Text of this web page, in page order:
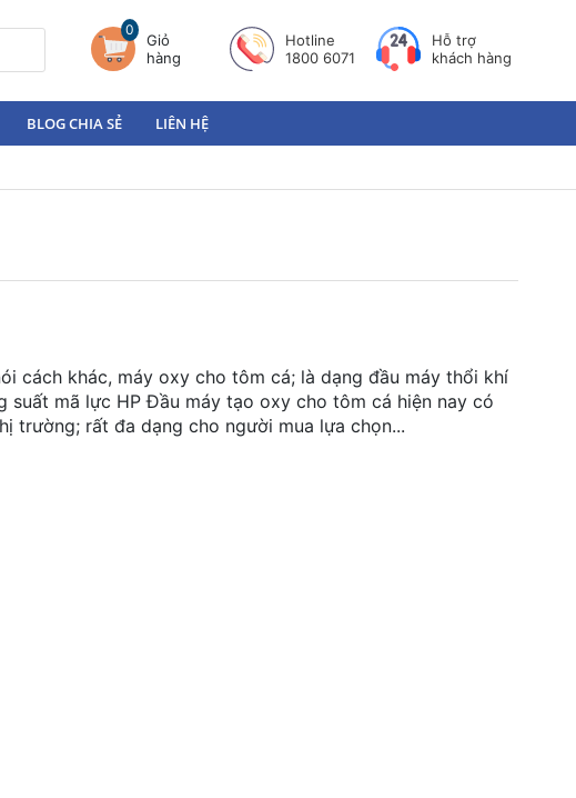
0
Giỏ
hàng
Hotline
1800 6071
Hỗ trợ
khách hàng
BLOG CHIA SẺ LIÊN HỆ
cách khác, máy oxy cho tôm cá; là dạng đầu máy thổi khí
suất mã lực HP Đầu máy tạo oxy cho tôm cá hiện nay có
trường; rất đa dạng cho người mua lựa chọn...